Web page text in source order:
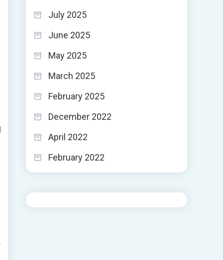
July 2025
June 2025
May 2025
March 2025
February 2025
December 2022
April 2022
February 2022